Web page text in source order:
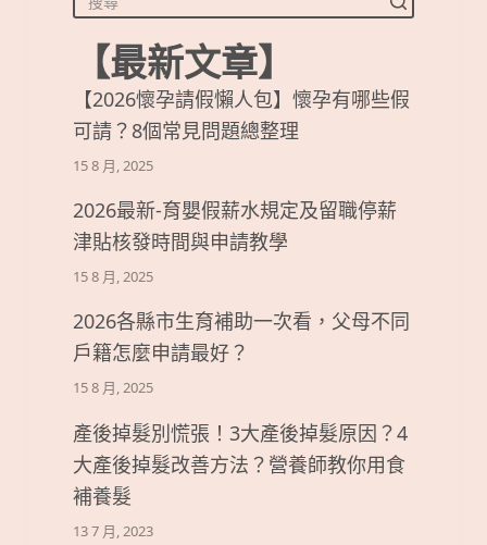
【最新文章】
【2026懷孕請假懶人包】懷孕有哪些假
可請？8個常見問題總整理
15 8 月, 2025
2026最新-育嬰假薪水規定及留職停薪
津貼核發時間與申請教學
15 8 月, 2025
2026各縣市生育補助一次看，父母不同
戶籍怎麼申請最好？
15 8 月, 2025
產後掉髮別慌張！3大產後掉髮原因？4
大產後掉髮改善方法？營養師教你用食
補養髮
13 7 月, 2023